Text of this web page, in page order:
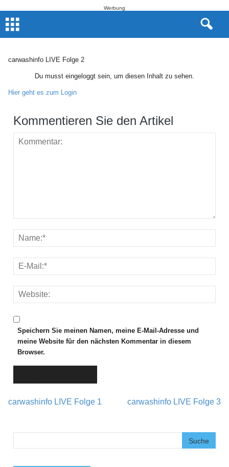
Werbung
carwashinfo LIVE Folge 2
Du musst eingeloggt sein, um diesen Inhalt zu sehen.
Hier geht es zum Login
Kommentieren Sie den Artikel
Speichern Sie meinen Namen, meine E-Mail-Adresse und
meine Website für den nächsten Kommentar in diesem
Browser.
carwashinfo LIVE Folge 1 carwashinfo LIVE Folge 3